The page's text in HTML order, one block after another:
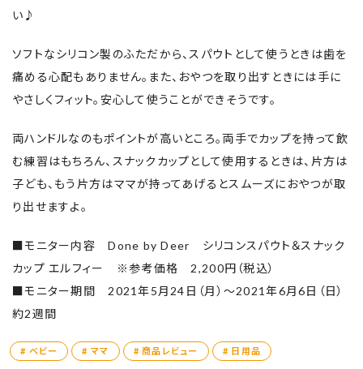
い♪
ソフトなシリコン製のふただから、スパウトとして使うときは歯を
痛める心配もありません。また、おやつを取り出すときには手に
やさしくフィット。安心して使うことができそうです。
両ハンドルなのもポイントが高いところ。両手でカップを持って飲
む練習はもちろん、スナックカップとして使用するときは、片方は
子ども、もう片方はママが持ってあげるとスムーズにおやつが取
り出せますよ。
■モニター内容 Done by Deer シリコンスパウト＆スナック
カップ エルフィー ※参考価格 2,200円（税込）
■モニター期間 2021年5月24日（月）～2021年6月6日（日）
約2週間
# ベビー # ママ # 商品レビュー # 日用品